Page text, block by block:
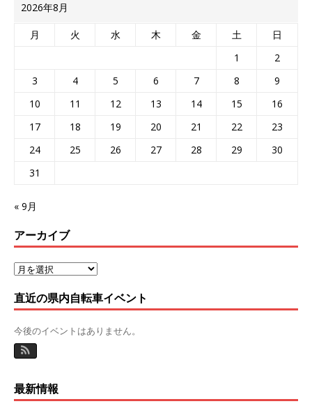
2026年8月
月 火 水 木 金 土
日
1
2
3
4 5 6 7 8
9
10
11 12 13 14 15
16
17
18 19 20 21 22
23
24
25 26 27 28 29
30
31
« 9月
アーカイブ
直近の県内自転車イベント
今後のイベントはありません。
最新情報